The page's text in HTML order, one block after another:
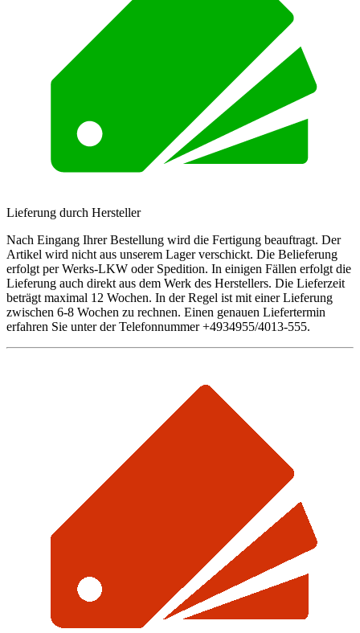
Lieferung durch Hersteller
Nach Eingang Ihrer Bestellung wird die Fertigung beauftragt. Der
Artikel wird nicht aus unserem Lager verschickt. Die Belieferung
erfolgt per Werks-LKW oder Spedition. In einigen Fällen erfolgt die
Lieferung auch direkt aus dem Werk des Herstellers. Die Lieferzeit
beträgt maximal 12 Wochen. In der Regel ist mit einer Lieferung
zwischen 6-8 Wochen zu rechnen. Einen genauen Liefertermin
erfahren Sie unter der Telefonnummer +4934955/4013-555.